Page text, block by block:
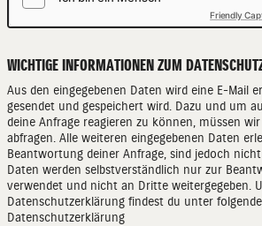
Friendly
WICHTIGE INFORMATIONEN ZUM
Aus den eingegebenen Daten wird eine E-Mail
gesendet und gespeichert wird. Dazu und um
deine Anfrage reagieren zu können, müssen
abfragen. Alle weiteren eingegebenen Daten
Beantwortung deiner Anfrage, sind jedoch
Daten werden selbstverständlich nur zur
verwendet und nicht an Dritte weitergegeben.
Datenschutzerklärung findest du unter
Datenschutzerklärung